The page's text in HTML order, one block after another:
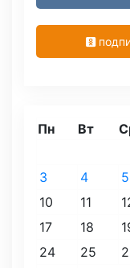
Пн Вт
3
4 5
10
11
17
18
24
25